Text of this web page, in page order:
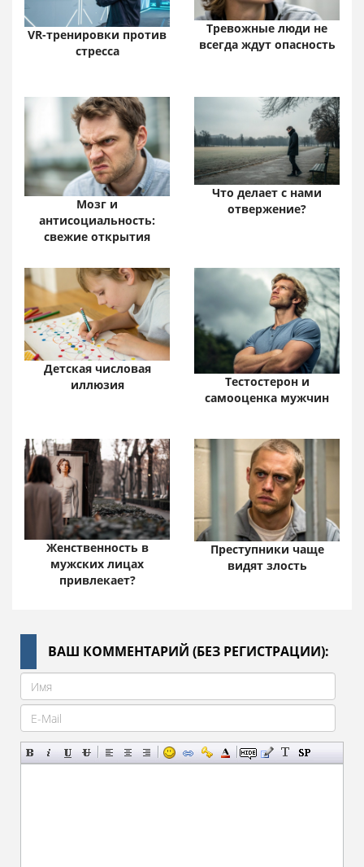
VR-тренировки против
стресса
Тревожные люди не
всегда ждут опасность
Мозг и
антисоциальность:
свежие открытия
Что делает с нами
отвержение?
Детская числовая
иллюзия
Тестостерон и
самооценка мужчин
Женственность в
мужских лицах
привлекает?
Преступники чаще
видят злость
ВАШ КОММЕНТАРИЙ (БЕЗ РЕГИСТРАЦИИ):